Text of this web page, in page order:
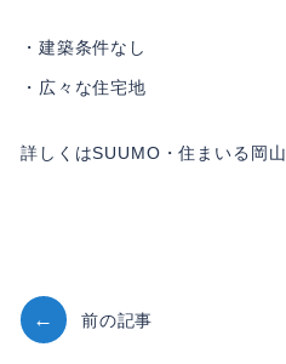
・建築条件なし
・広々な住宅地
詳しくはSUUMO ・住まいる岡山
投
稿
前の記事